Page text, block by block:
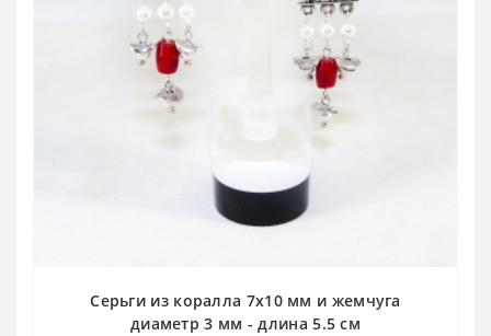
Серьги из коралла 7х10 мм и жемчуга
диаметр 3 мм - длина 5.5 см